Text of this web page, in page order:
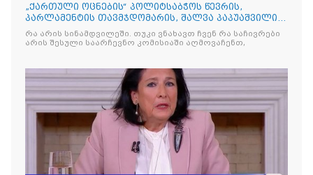
„ქართული ოცნების“ პოლიტსაბჭოს წევრის,
პარლამენტის თავმჯდომარის, შალვა პაპუაშვილის
განცხადება
რა არის სინამდვილეში. თუკი ვნახავთ ჩვენ რა საჩივრები
არის შესული საარჩევნო კომისიაში აღმოვაჩენთ,